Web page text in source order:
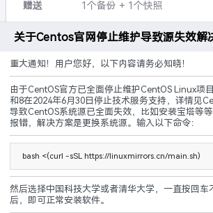
赠送 1个备份 + 1个快照
可升级 硬盘,带宽,流量等
说明 5G防御 黑洞3小时
CN2优化 建站优化 原生IP
¥240.00 起/ 月
立即购买
关于Centos官网停止维护导致源失效解
重大通知！用户您好，以下内容请务必知晓！
由于CentOS官方已全面停止维护CentOS Linux项
和8在2024年6月30日停止技术服务支持，详情见
导致CentOS系统源已全面失效，比如安装宝塔等
报错，解决方案是更换系统源。输入以下命令：
bash <(curl -sSL https://linuxmirrors.cn/main.sh)
然后选择中国科技大学或者清华大学，一直按回车
后，即可正常安装软件。